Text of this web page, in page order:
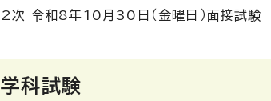
2次 令和8年10月30日（金曜日）面接試験
学科試験